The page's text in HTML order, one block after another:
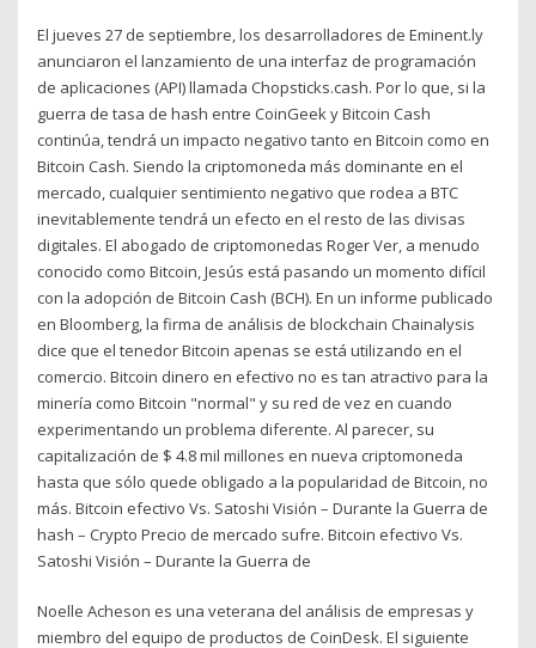
El jueves 27 de septiembre, los desarrolladores de Eminent.ly
anunciaron el lanzamiento de una interfaz de programación
de aplicaciones (API) llamada Chopsticks.cash. Por lo que, si la
guerra de tasa de hash entre CoinGeek y Bitcoin Cash
continúa, tendrá un impacto negativo tanto en Bitcoin como en
Bitcoin Cash. Siendo la criptomoneda más dominante en el
mercado, cualquier sentimiento negativo que rodea a BTC
inevitablemente tendrá un efecto en el resto de las divisas
digitales. El abogado de criptomonedas Roger Ver, a menudo
conocido como Bitcoin, Jesús está pasando un momento difícil
con la adopción de Bitcoin Cash (BCH). En un informe publicado
en Bloomberg, la firma de análisis de blockchain Chainalysis
dice que el tenedor Bitcoin apenas se está utilizando en el
comercio. Bitcoin dinero en efectivo no es tan atractivo para la
minería como Bitcoin "normal" y su red de vez en cuando
experimentando un problema diferente. Al parecer, su
capitalización de $ 4.8 mil millones en nueva criptomoneda
hasta que sólo quede obligado a la popularidad de Bitcoin, no
más. Bitcoin efectivo Vs. Satoshi Visión – Durante la Guerra de
hash – Crypto Precio de mercado sufre. Bitcoin efectivo Vs.
Satoshi Visión – Durante la Guerra de
Noelle Acheson es una veterana del análisis de empresas y
miembro del equipo de productos de CoinDesk. El siguiente